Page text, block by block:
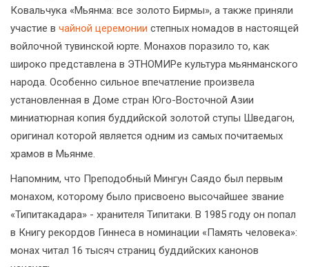
Ковальчука «Мьянма: все золото Бирмы», а также приняли
участие в чайной церемонии степных номадов в настоящей
войлочной тувинской юрте. Монахов поразило то, как
широко представлена в ЭТНОМИРе культура мьянманского
народа. Особенно сильное впечатление произвела
установленная в Доме стран Юго-Восточной Азии
миниатюрная копия буддийской золотой ступы Шведагон,
оригинал которой является одним из самых почитаемых
храмов в Мьянме.
Напомним, что Преподобный Мингун Саядо был первым
монахом, которому было присвоено высочайшее звание
«Типитакадара» - хранителя Типитаки. В 1985 году он попал
в Книгу рекордов Гиннеса в номинации «Память человека»:
монах читал 16 тысяч страниц буддийских канонов